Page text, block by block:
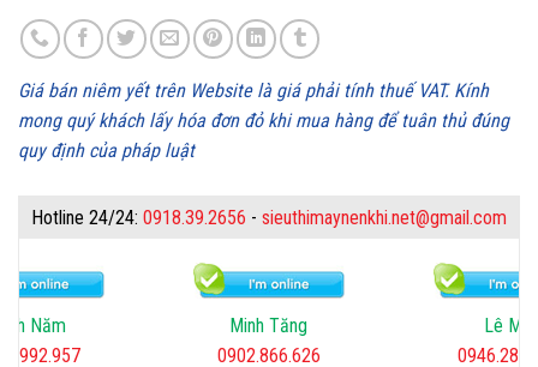
Giá bán niêm yết trên Website là giá phải tính thuế VAT. Kính
mong quý khách lấy hóa đơn đỏ khi mua hàng để tuân thủ đúng
quy định của pháp luật
Hotline 24/24: 0918.39.2656 - sieuthimaynenkhi.net@gmail.com
Minh
Minh Tăng
Lê Mai
0946.282.567